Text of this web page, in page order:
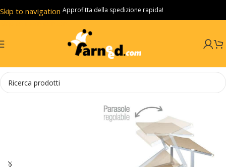
Skip to navigation
Skip to main content
Approfitta della spedizione rapida!